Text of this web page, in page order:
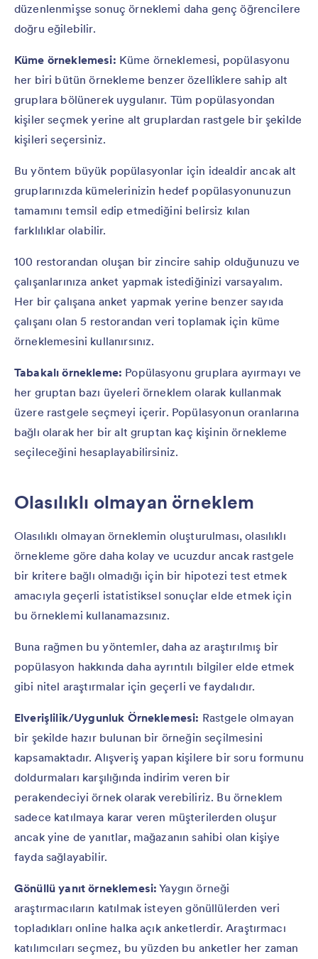
düzenlenmişse sonuç örneklemi daha genç öğrencilere
doğru eğilebilir.
Küme örneklemesi: Küme örneklemesi, popülasyonu
her biri bütün örnekleme benzer özelliklere sahip alt
gruplara bölünerek uygulanır. Tüm popülasyondan
kişiler seçmek yerine alt gruplardan rastgele bir şekilde
kişileri seçersiniz.
Bu yöntem büyük popülasyonlar için idealdir ancak alt
gruplarınızda kümelerinizin hedef popülasyonunuzun
tamamını temsil edip etmediğini belirsiz kılan
farklılıklar olabilir.
100 restorandan oluşan bir zincire sahip olduğunuzu ve
çalışanlarınıza anket yapmak istediğinizi varsayalım.
Her bir çalışana anket yapmak yerine benzer sayıda
çalışanı olan 5 restorandan veri toplamak için küme
örneklemesini kullanırsınız.
Tabakalı örnekleme: Popülasyonu gruplara ayırmayı ve
her gruptan bazı üyeleri örneklem olarak kullanmak
üzere rastgele seçmeyi içerir. Popülasyonun oranlarına
bağlı olarak her bir alt gruptan kaç kişinin örnekleme
seçileceğini hesaplayabilirsiniz.
Olasılıklı olmayan örneklem
Olasılıklı olmayan örneklemin oluşturulması, olasılıklı
örnekleme göre daha kolay ve ucuzdur ancak rastgele
bir kritere bağlı olmadığı için bir hipotezi test etmek
amacıyla geçerli istatistiksel sonuçlar elde etmek için
bu örneklemi kullanamazsınız.
Buna rağmen bu yöntemler, daha az araştırılmış bir
popülasyon hakkında daha ayrıntılı bilgiler elde etmek
gibi nitel araştırmalar için geçerli ve faydalıdır.
Elverişlilik/Uygunluk Örneklemesi: Rastgele olmayan
bir şekilde hazır bulunan bir örneğin seçilmesini
kapsamaktadır. Alışveriş yapan kişilere bir soru formunu
doldurmaları karşılığında indirim veren bir
perakendeciyi örnek olarak verebiliriz. Bu örneklem
sadece katılmaya karar veren müşterilerden oluşur
ancak yine de yanıtlar, mağazanın sahibi olan kişiye
fayda sağlayabilir.
Gönüllü yanıt örneklemesi: Yaygın örneği
araştırmacıların katılmak isteyen gönüllülerden veri
topladıkları online halka açık anketlerdir. Araştırmacı
katılımcıları seçmez, bu yüzden bu anketler her zaman